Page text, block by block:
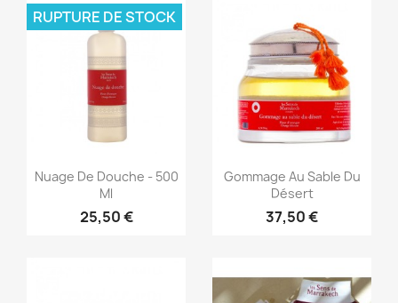
Aperçu rapide
Nuage De Douche - 500
Ml
25,50 €
RUPTURE DE STOCK
Aperçu rapide
Gommage Au Sable Du
Désert
37,50 €